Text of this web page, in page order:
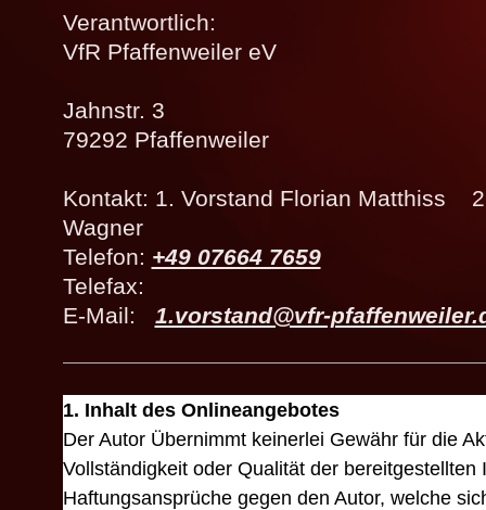
Verantwortlich:
VfR Pfaffenweiler eV
Jahnstr. 3
79292 Pfaffenweiler
Kontakt: 1. Vorstand Florian Matthiss
Wagner
Telefon: +49 07664 7659
Telefax:
E-Mail: 1.vorstand@vfr-
1. Inhalt des Onlineangebotes
Der Autor Übernimmt keinerlei Gewähr für die
Vollständigkeit oder Qualität der bereitgestellten
Haftungsansprüche gegen den Autor, welche